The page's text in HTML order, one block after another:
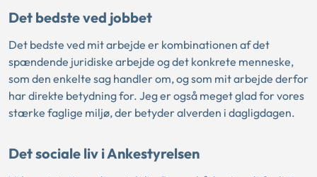
Det bedste ved jobbet
Det bedste ved mit arbejde er kombinationen af det
spændende juridiske arbejde og det konkrete menneske,
som den enkelte sag handler om, og som mit arbejde derfor
har direkte betydning for. Jeg er også meget glad for vores
stærke faglige miljø, der betyder alverden i dagligdagen.
Det sociale liv i Ankestyrelsen